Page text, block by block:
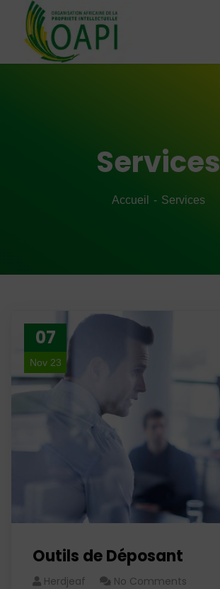
Services
Accueil Services
07
Nov 23
Outils de Déposant
Herdjeaf No Comments